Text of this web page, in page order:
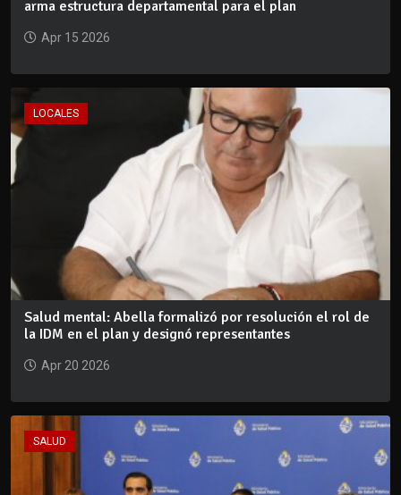
arma estructura departamental para el plan
Apr 15 2026
LOCALES
Salud mental: Abella formalizó por resolución el rol de
la IDM en el plan y designó representantes
Apr 20 2026
SALUD